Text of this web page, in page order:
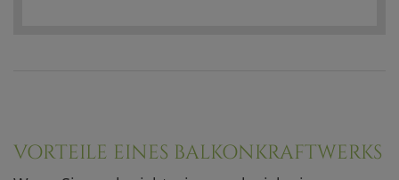
VORTEILE EINES BALKONKRAFTWERKS